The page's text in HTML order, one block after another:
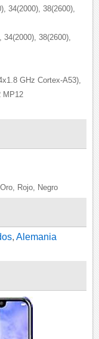
34(2000), 38(2600),
34(2000), 38(2600),
GHz Cortex-A53),
MP12
Rojo, Negro
, Alemania